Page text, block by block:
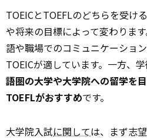
TOEICとTOEFLのどちらを受け
や将来の目標によって変わりま
語や職場でのコミュニケーショ
TOEICが適しています。一方、
語圏の大学や大学院への留学を
TOEFLがおすすめです。
大学院入試に関しては、まず志